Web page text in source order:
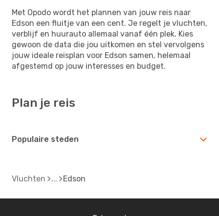
Met Opodo wordt het plannen van jouw reis naar
Edson een fluitje van een cent. Je regelt je vluchten,
verblijf en huurauto allemaal vanaf één plek. Kies
gewoon de data die jou uitkomen en stel vervolgens
jouw ideale reisplan voor Edson samen, helemaal
afgestemd op jouw interesses en budget.
Plan je reis
Populaire steden
Vluchten Edson